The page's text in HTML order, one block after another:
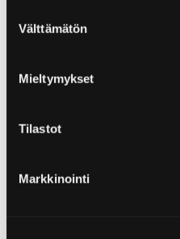
valinta
Välttämätön
Mieltymykset
Tilastot
Markkinointi
Monipuoliset retkeily-
sykkeestä luotojen
hiekkarannoille.
Etusivu